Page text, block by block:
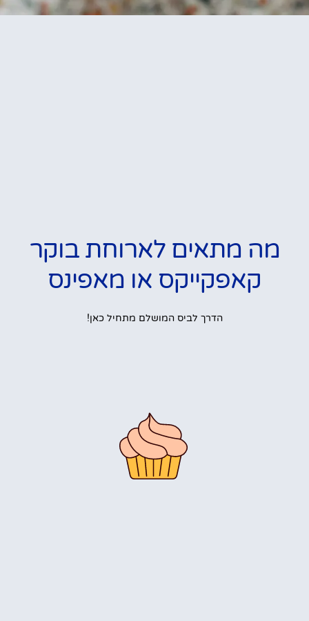
מה מתאים לארוחת בוקר
קאפקייקס או מאפינס
הדרך לביס המושלם מתחיל כאן!